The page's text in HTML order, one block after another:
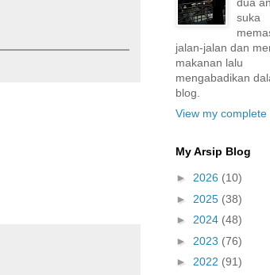
suka
jalan-jalan dan
makanan lalu
mengabadikan
blog.
View my complete
My Arsip Blog
► 2026 (10)
► 2025 (38)
► 2024 (48)
► 2023 (76)
► 2022 (91)